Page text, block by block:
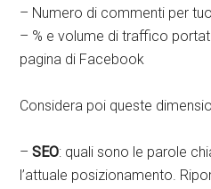
– Numero di commenti per
– % e volume di traffico
pagina di Facebook
Considera poi queste
– SEO: quali sono le parole
l’attuale posizionamento.